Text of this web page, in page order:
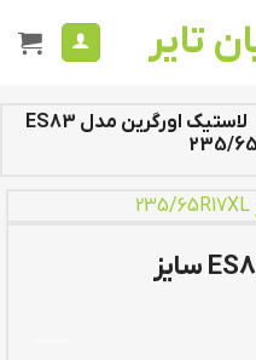
لاستیک اورگرین مدل ES83
لاستیک اورگرین مدل ES83 سایز